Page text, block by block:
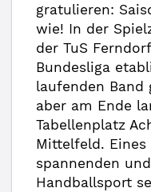
gratulieren:
wie! In der
der TuS
Bundesliga
laufenden Band
aber am Ende
Tabellenplatz
Mittelfeld.
spannenden
Handballsport